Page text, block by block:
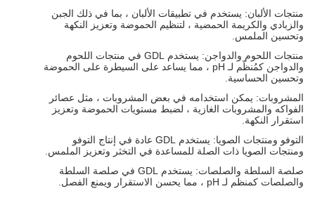
منتجات الألبان: يستخدم في تطبيقات الألبان ، بما في ذلك الجبن
والزبادي والكريمة الحمضية ، لتنظيم الحموضة وتعزيز النكهة
وتحسين الملمس.
منتجات اللحوم والدواجن: يستخدم GDL في منتجات اللحوم
والدواجن كمُنظّم لـ pH ، مما يساعد على السيطرة على الحموضة
وتحسين الحساسية.
المشروبات: يمكن استخدامه في بعض المشروبات ، مثل عصائر
الفواكه والمشروبات الغازية ، لضبط مستويات الحموضة وتعزيز
استقرار النكهة.
التوفو ومنتجات الصويا: يستخدم GDL عادة في إنتاج التوفو
ومنتجات الصويا ذات الصلة للمساعدة في التخثر وتعزيز الملمس.
صلصة السلطة والصلصات: يستخدم GDL في صلصة السلطة
والصلصات كمنظم لـ pH ، مما يحسن الاستقرار ويمنع الفصل.